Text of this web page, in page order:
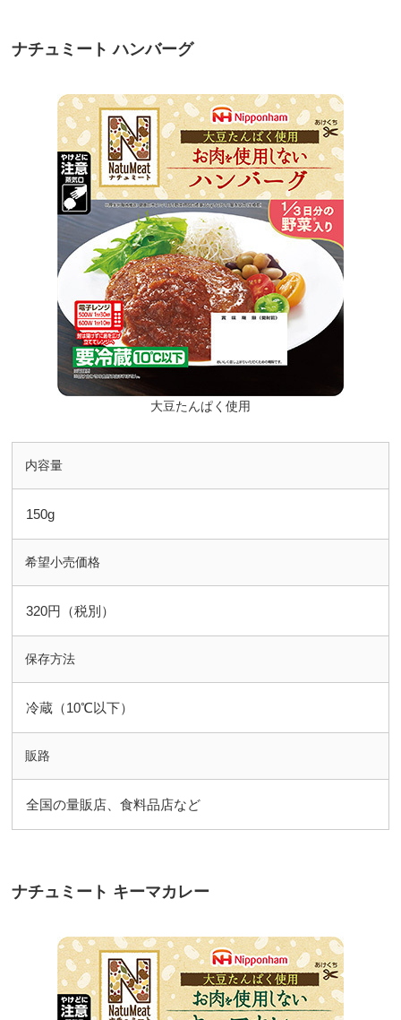
ナチュミート ハンバーグ
大豆たんぱく使用
内容量
150g
希望小売価格
320円（税別）
保存方法
冷蔵（10℃以下）
販路
全国の量販店、食料品店など
ナチュミート キーマカレー